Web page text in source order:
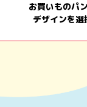
お買いものパ
デザインを選